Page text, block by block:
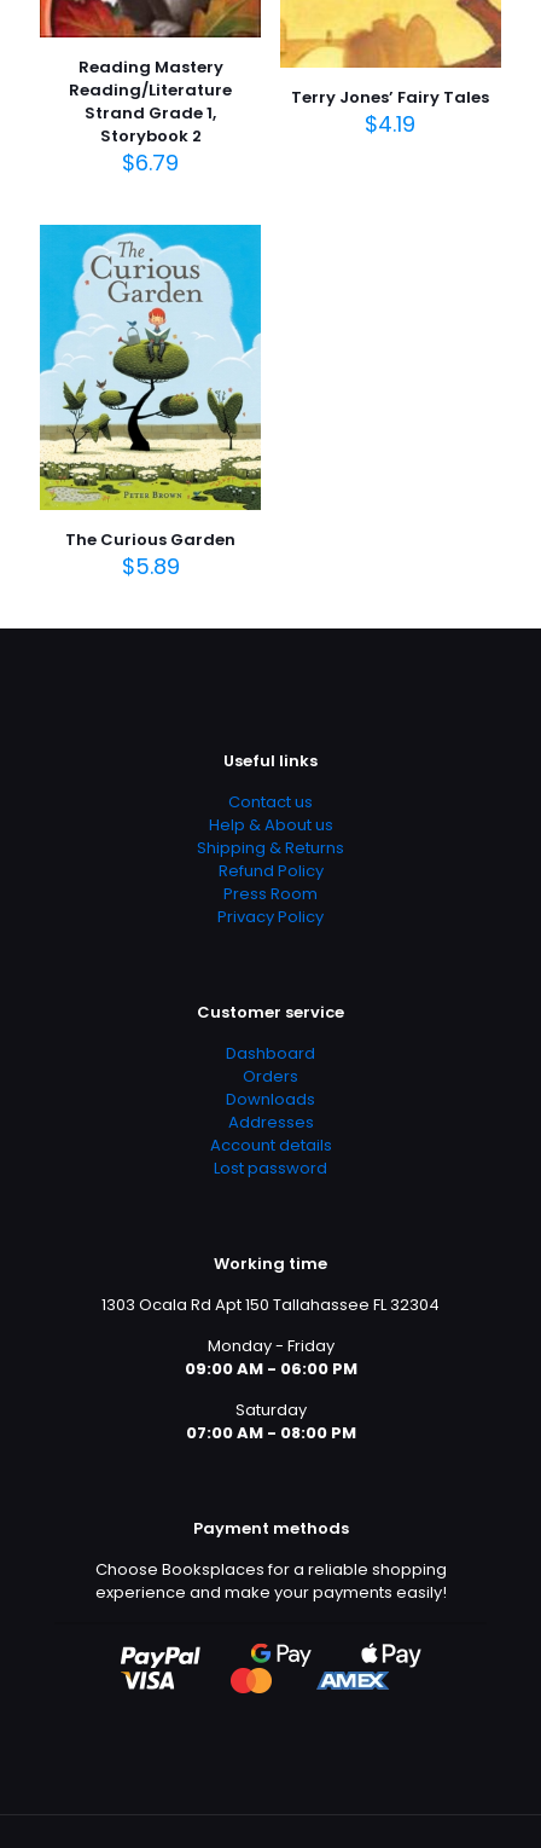
posta*
Daha sonraki yorumlarımda kullanılması için adım, e-
posta adresim ve site adresim bu tarayıcıya
kaydedilsin.
Reading Mastery
Reading/Literature
Strand Grade 1,
Storybook 2
$6.79
Terry Jones’ Fairy Tales
$4.19
The Curious Garden
$5.89
Useful links
Contact us
Help & About us
Shipping & Returns
Refund Policy
Press Room
Privacy Policy
Customer service
Dashboard
Orders
Downloads
Addresses
Account details
Lost password
Working time
1303 Ocala Rd Apt 150 Tallahassee FL 32304
Monday - Friday
09:00 AM - 06:00 PM
Saturday
07:00 AM - 08:00 PM
Payment methods
Choose Booksplaces for a reliable shopping
experience and make your payments easily!